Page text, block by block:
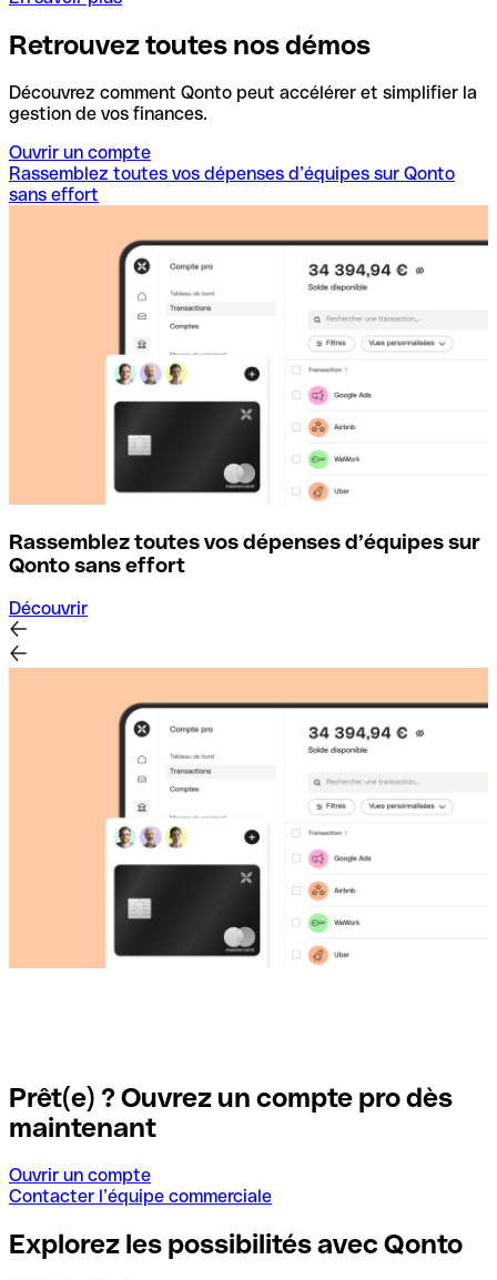
Retrouvez toutes nos démos
Découvrez comment Qonto peut accélérer et simplifier la
gestion de vos finances.
Ouvrir un compte
Rassemblez toutes vos dépenses d’équipes sur Qonto
sans effort
Rassemblez toutes vos dépenses d’équipes sur
Qonto sans effort
Découvrir
Prêt(e) ? Ouvrez un compte pro dès
maintenant
Ouvrir un compte
Contacter l’équipe commerciale
Explorez les possibilités avec Qonto